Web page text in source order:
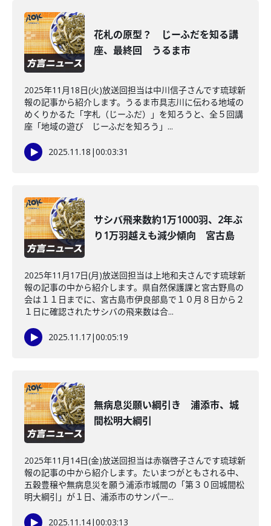
花札の原型？ じーふだを知る講
座、最終回 うるま市
2025年11月18日(火)放送回担当は中川信子さんです琉球新
報の記事から紹介します。うるま市具志川に伝わる地域の
めくりかるた「字札（じーふだ）」を知ろうと、全５回講
座「地域の遊び じーふだを知ろう」...
2025.11.18 |00:03:31
サシバ飛来数約1万1000羽、2年ぶ
り1万羽越えも減少傾向 宮古島
2025年11月17日(月)放送回担当は上地和夫さんです琉球新
報の記事の中から紹介します。県自然保護課と宮古野鳥の
会は１１日までに、宮古島市伊良部島で１０月８日から２
１日に確認されたサシバの飛来数は合...
2025.11.17|00:05:19
無病息災願い綱引き 浦添市、城
間松明大綱引
2025年11月14日(金)放送回担当は赤嶺啓子さんです琉球新
報の記事の中から紹介します。たいまつがともされる中、
五穀豊穣や無病息災を願う浦添市城間の「第３０回城間松
明大綱引」が１日、浦添市のサンパー...
2025.11.14|00:03:13